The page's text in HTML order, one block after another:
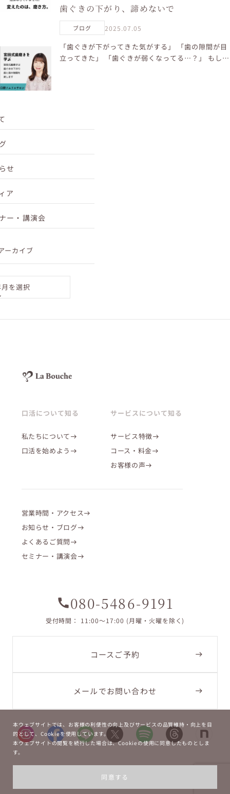
い...
歯ぐきの下がり、諦めないで
ブログ 2025.07.05
「歯ぐきが下がってきた気がする」 「歯の隙間が目
立ってきた」 「歯ぐきが弱くなってる…？」 もしか
せ
ア
ー・講演会
ーカイブ
を選択
口活について知る
私たちについて
口活を始めよう
サービスについて知る
サービス特徴
コース・料金
お客様の声
営業時間・アクセス
お知らせ・ブログ
よくあるご質問
セミナー・講演会
La Bouche.
コースご予約
メールでお問い合わせ
call080-5486-9191
受付時間： 11:00〜17:00 (月曜・火曜を除く)
本ウェブサイトでは、お客様の利便性の向上及びサービスの品質維持・向上を目
的として、Cookieを使用しています。
本ウェブサイトの閲覧を続行した場合は、Cookieの使用に同意したものとしま
す。
同意する